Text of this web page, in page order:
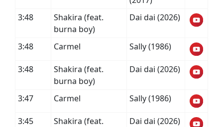
3:48
Shakira (feat.
burna boy)
Dai dai (2026)
3:48 Carmel Sally (1986)
3:48
Shakira (feat.
burna boy)
Dai dai (2026)
3:47 Carmel Sally (1986)
3:45
Shakira (feat.
Dai dai (2026)